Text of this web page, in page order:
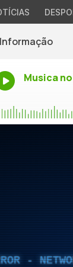
Informação
Musica
-